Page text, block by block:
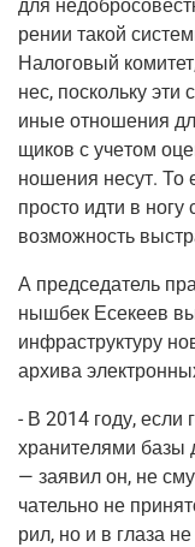
для
ре­нии такой
Нало­го­вый
нес, посколь­ку
иные отно­ше­ния
щи­ков с уче­том
но­ше­ния несут. То
про­сто идти в
воз­мож­ность
А пред­се­да­тель
ныш­бек Есе­ке­ев
инфра­струк­ту­ру
архи­ва
- В 2014 году, если
хра­ни­те­ля­ми базы
— заявил он, не
ча­тель­но не
рил, но и в гла­за